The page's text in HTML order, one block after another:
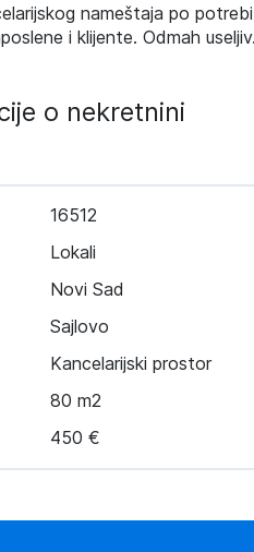
nameštaja po
i klijente. Odmah
o nekretnini
16512
Lokali
Novi Sad
Sajlovo
Kancelarijski prostor
80 m2
450 €